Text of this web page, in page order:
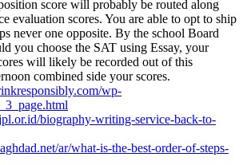
score will probably be routed along
evaluation scores. You are able to opt to ship
never one opposite. By the school Board
you choose the SAT using Essay, your
will likely be recorded out of this
combined side your scores.
wp-
biography-writing-service-back-to-
ar/what-is-the-best-order-of-steps-